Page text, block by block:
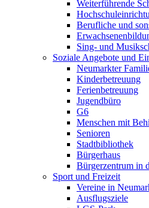
Weiterführende
Berufliche und
Sing- und
Soziale Angebote und
Neumarkter
Kinderbetreuung
Ferienbetreuung
Jugendbüro
G6
Menschen mit
Senioren
Stadtbibliothek
Bürgerhaus
Bürgerzentrum in
Sport und Freizeit
Vereine in
Ausflugsziele